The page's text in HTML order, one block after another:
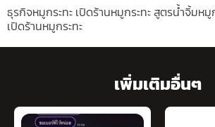
ธุรกิจหมูกระทะ เปิดร้านหมูกระทะ สูตรน้ำจิ้มห
เปิดร้านหมูกระทะ
เพิ่มเติมอื่นๆ